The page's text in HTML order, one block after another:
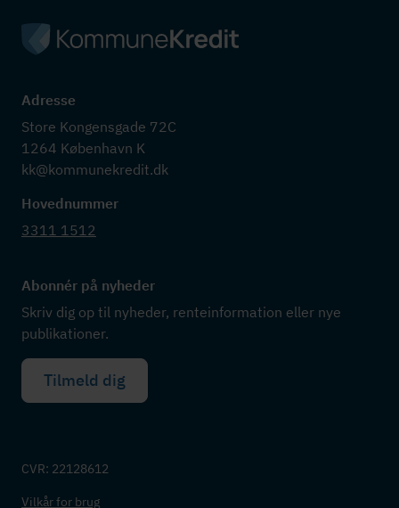
Adresse
Store Kongensgade 72C
1264 København K
kk@kommunekredit.dk
Hovednummer
3311 1512
Abonnér på nyheder
Skriv dig op til nyheder, renteinformation eller nye
publikationer.
Tilmeld dig
CVR: 22128612
Vilkår for brug